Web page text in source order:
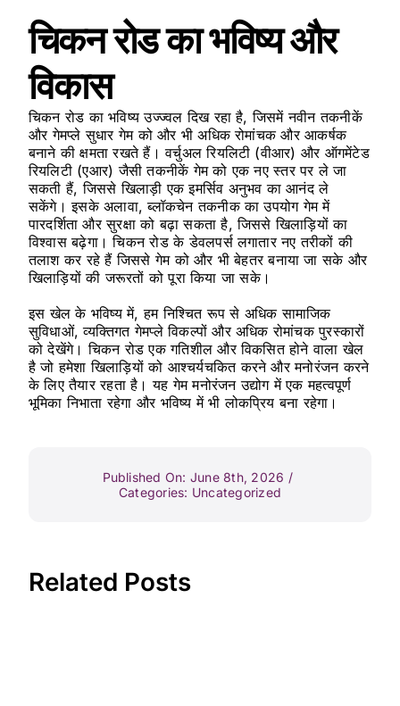
चिकन रोड का भविष्य और
विकास
चिकन रोड का भविष्य उज्ज्वल दिख रहा है, जिसमें नवीन तकनीकें
और गेमप्ले सुधार गेम को और भी अधिक रोमांचक और आकर्षक
बनाने की क्षमता रखते हैं। वर्चुअल रियलिटी (वीआर) और ऑगमेंटेड
रियलिटी (एआर) जैसी तकनीकें गेम को एक नए स्तर पर ले जा
सकती हैं, जिससे खिलाड़ी एक इमर्सिव अनुभव का आनंद ले
सकेंगे। इसके अलावा, ब्लॉकचेन तकनीक का उपयोग गेम में
पारदर्शिता और सुरक्षा को बढ़ा सकता है, जिससे खिलाड़ियों का
विश्वास बढ़ेगा। चिकन रोड के डेवलपर्स लगातार नए तरीकों की
तलाश कर रहे हैं जिससे गेम को और भी बेहतर बनाया जा सके और
खिलाड़ियों की जरूरतों को पूरा किया जा सके।
इस खेल के भविष्य में, हम निश्चित रूप से अधिक सामाजिक
सुविधाओं, व्यक्तिगत गेमप्ले विकल्पों और अधिक रोमांचक पुरस्कारों
को देखेंगे। चिकन रोड एक गतिशील और विकसित होने वाला खेल
है जो हमेशा खिलाड़ियों को आश्चर्यचकित करने और मनोरंजन करने
के लिए तैयार रहता है। यह गेम मनोरंजन उद्योग में एक महत्वपूर्ण
भूमिका निभाता रहेगा और भविष्य में भी लोकप्रिय बना रहेगा।
Published On: June 8th, 2026 /
Categories: Uncategorized
Related Posts